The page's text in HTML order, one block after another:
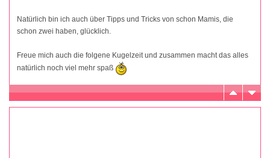
Natürlich bin ich auch über Tipps und Tricks von schon Mamis, die
schon zwei haben, glücklich.
Freue mich auch die folgene Kugelzeit und zusammen macht das alles
natürlich noch viel mehr spaß